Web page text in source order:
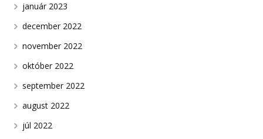
január 2023
december 2022
november 2022
október 2022
september 2022
august 2022
júl 2022